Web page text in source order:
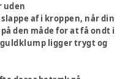
uden
af i kroppen, når din
den måde for at få ondt i
ligger trygt og